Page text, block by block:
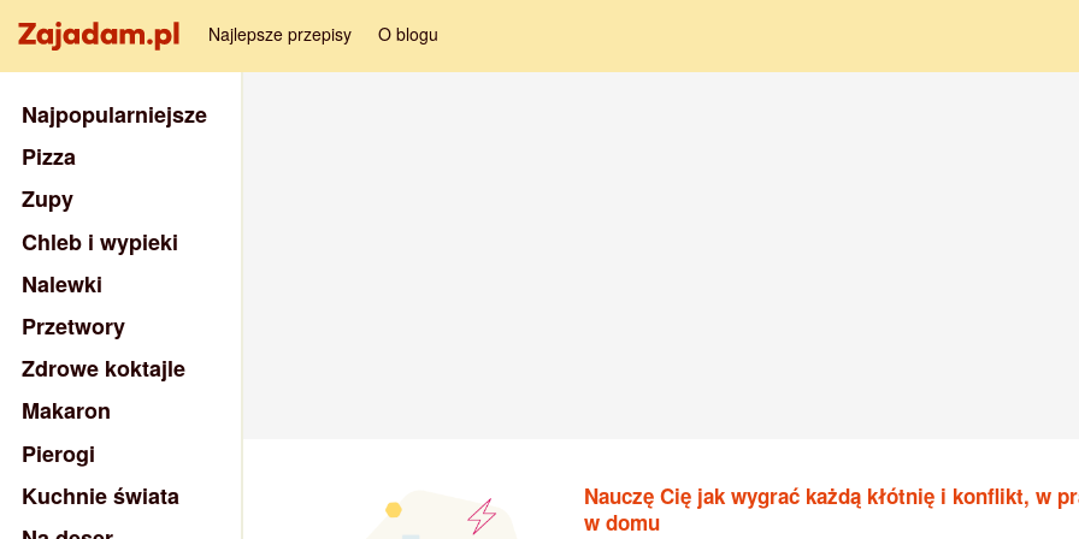
Najlepsze przepisy O blogu
Nauczę Cię jak wygrać każdą kłótnię i konflikt, w
w domu
Najpopularniejsze
Pizza
Zupy
Chleb i wypieki
Nalewki
Przetwory
Zdrowe koktajle
Makaron
Pierogi
Kuchnie świata